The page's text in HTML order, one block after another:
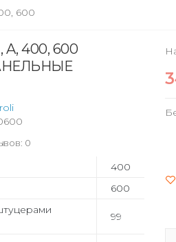
600
A, 400, 600
0
400
600
99